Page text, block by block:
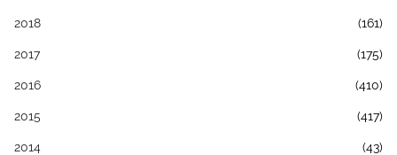
2018 (161)
2017 (175)
2016 (410)
2015 (417)
2014 (43)